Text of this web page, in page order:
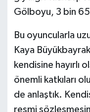
Gölboyu, 3 bin
Bu oyuncularla
Kaya
kendisine hayırlı
önemli katkıları
de anlaştık.
resmi